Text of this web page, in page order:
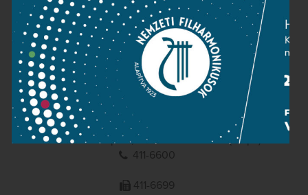
NEMZETI
FILHARMONIKUSOK
1095 Budapest, Komor Marcell u. 1. (Müpa)
411-6600
411-6699